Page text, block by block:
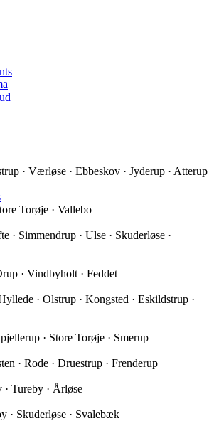
· Værløse · Ebbeskov · Jyderup · Atterup
Torøje · Vallebo
· Simmendrup · Ulse · Skuderløse ·
· Vindbyholt · Feddet
· Olstrup · Kongsted · Eskildstrup ·
· Store Torøje · Smerup
· Rode · Druestrup · Frenderup
Tureby · Årløse
· Skuderløse · Svalebæk